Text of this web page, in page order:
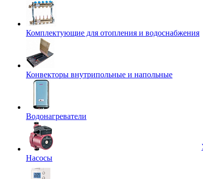
Комплектующие для отопления и водоснабжения
Конвекторы внутрипольные и напольные
Водонагреватели
Насосы